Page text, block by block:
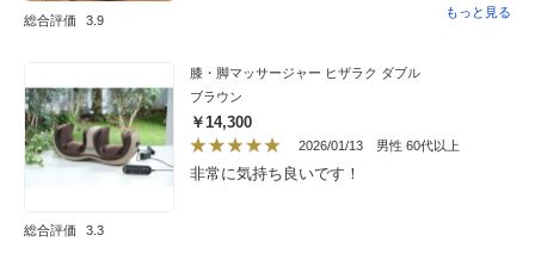
総合評価 3.9
イ痛い所に効いて気持ちいいです。テレビで
感じませんでした。また、深めに座るソ
ファーにセットすると肩の方に近づくにつれ
て接する面があっても体にフィットしないの
で全然揉まれてる気がしないです。座ってす
るなら安定した1人用の椅子がおすすめだと思
もっと見る
総合評価 3.3
膝・脚マッサージャー ヒザラク ダブル
ブラウン
￥14,300
2026/01/13 男性 60代以上
非常に気持ち良いです！